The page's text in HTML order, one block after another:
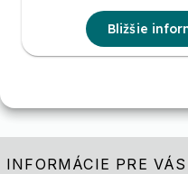
Bližšie
INFORMÁCIE PRE VÁS